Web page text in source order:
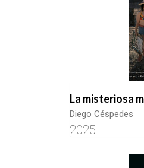
La misteriosa
Diego Céspedes
2025